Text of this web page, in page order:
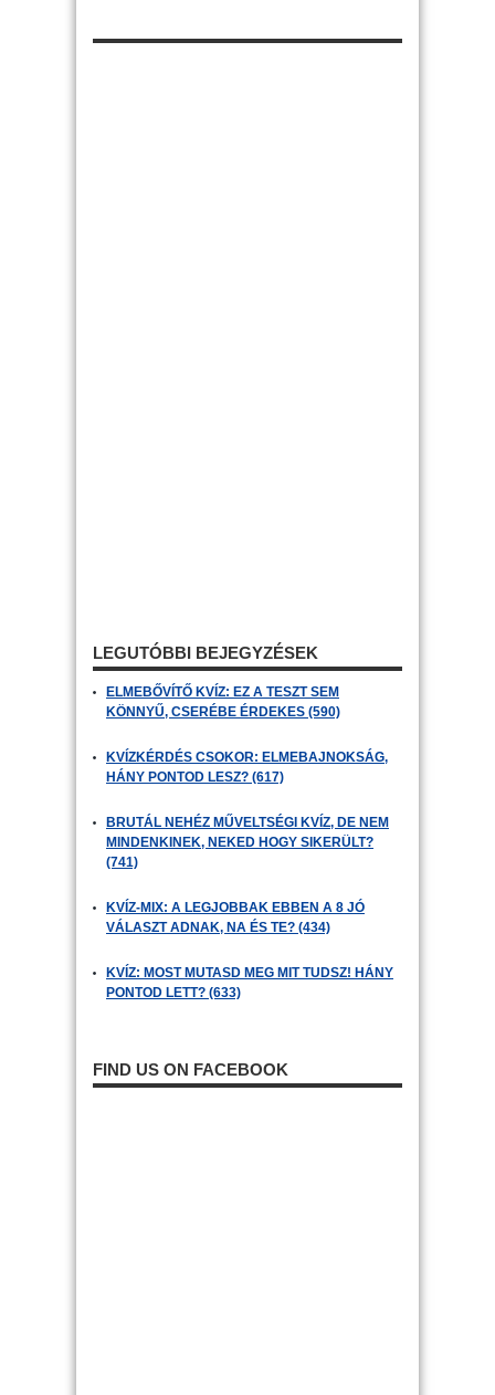
LEGUTÓBBI BEJEGYZÉSEK
ELMEBŐVÍTŐ KVÍZ: EZ A TESZT SEM
KÖNNYŰ, CSERÉBE ÉRDEKES (590)
KVÍZKÉRDÉS CSOKOR: ELMEBAJNOKSÁG,
HÁNY PONTOD LESZ? (617)
BRUTÁL NEHÉZ MŰVELTSÉGI KVÍZ, DE NEM
MINDENKINEK, NEKED HOGY SIKERÜLT?
(741)
KVÍZ-MIX: A LEGJOBBAK EBBEN A 8 JÓ
VÁLASZT ADNAK, NA ÉS TE? (434)
KVÍZ: MOST MUTASD MEG MIT TUDSZ! HÁNY
PONTOD LETT? (633)
FIND US ON FACEBOOK